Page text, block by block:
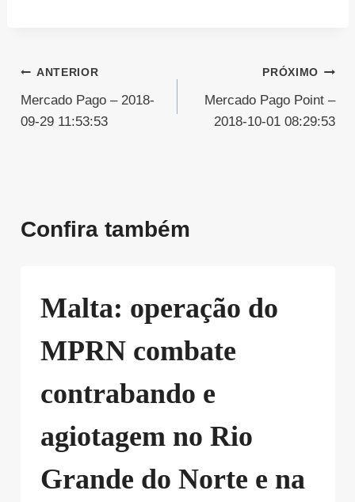
Navegação
de
ANTERIOR
Mercado Pago – 2018-
09-29 11:53:53
PRÓXIMO
Mercado Pago Point –
2018-10-01 08:29:53
Confira também
Malta: operação do
MPRN combate
contrabando e
agiotagem no Rio
Grande do Norte e na